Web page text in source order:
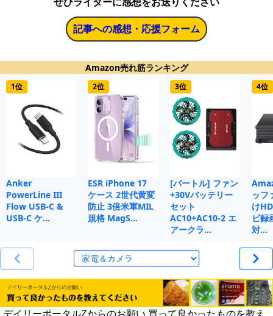
ぜひライターに感想をお送りください
記事への感想・応援フォーム
Amazon売れ筋ランキング
1位
Anker
PowerLine III
Flow USB-C &
USB-C ケ…
2位
ESR iPhone 17
ケース 2世代黄変
防止 3倍米軍MIL
規格 MagS…
3位
[バートル] ファン
+30Vバッテリー
セット
AC10+AC10-2 エ
アークラ…
4位
ッフ
け
ビ録
対…
デイリーポータルZからのお願い 買って良かったものを教え